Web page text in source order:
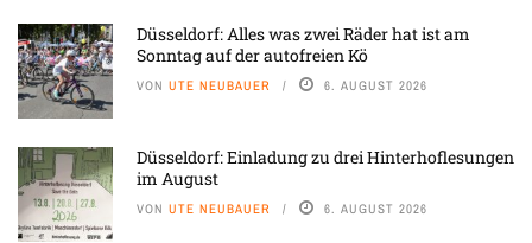
Düsseldorf: Alles was zwei Räder hat ist am
Sonntag auf der autofreien Kö
VON UTE NEUBAUER 6. AUGUST 2026
Düsseldorf: Einladung zu drei Hinterhoflesungen
im August
VON UTE NEUBAUER 6. AUGUST 2026